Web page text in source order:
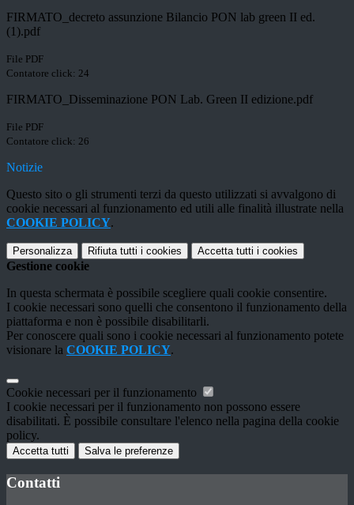
FIRMATO_decreto assunzione Bilancio PON lab green II ed.
(1).pdf
File PDF
Contatore click: 24
FIRMATO_Disseminazione PON Lab. Green II edizione.pdf
File PDF
Contatore click: 26
Notizie
Questo sito o gli strumenti terzi da questo utilizzati si avvalgono di
cookie necessari al funzionamento ed utili alle finalità illustrate nella
COOKIE POLICY.
Personalizza Rifiuta tutti i cookies Accetta tutti i cookies
Gestione cookie
In questa schermata è possibile scegliere quali cookie consentire.
I cookie necessari sono quelli che consentono il funzionamento della
piattaforma e non è possibile disabilitarli.
Per conoscere quali sono i cookie necessari al funzionamento potete
visionare la COOKIE POLICY.
Cookie necessari per il funzionamento
I cookie necessari per il funzionamento non possono essere
disabilitati. È possibile consultare l'elenco nella pagina della cookie
policy.
Accetta tutti Salva le preferenze
Contatti